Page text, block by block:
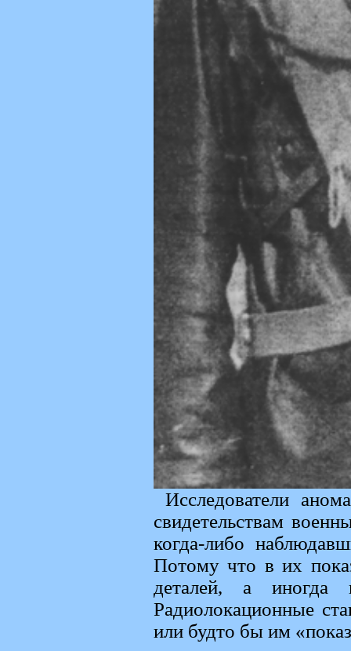
Исследователи
свидетельствам
когда-либо
Потому что в их
деталей, а иногда
Радиолокационные
или будто бы им